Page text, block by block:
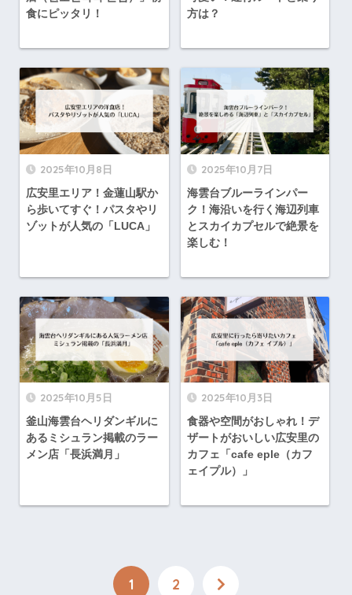
食にピッタリ！
方は？
2025年10月8日
広安里エリア！金蓮山駅か
ら歩いてすぐ！パスタやリ
ゾットが人気の「LUCA」
2025年10月7日
海雲台ブルーラインパー
ク！海沿いを行く海辺列車
とスカイカプセルで絶景を
楽しむ！
2025年10月5日
釜山海雲台ヘリダンギルに
あるミシュラン掲載のラー
メン店「長浜満月」
2025年10月3日
食器や空間がおしゃれ！デ
ザートがおいしい広安里の
カフェ「cafe eple（カフ
ェイプル）」
1 2